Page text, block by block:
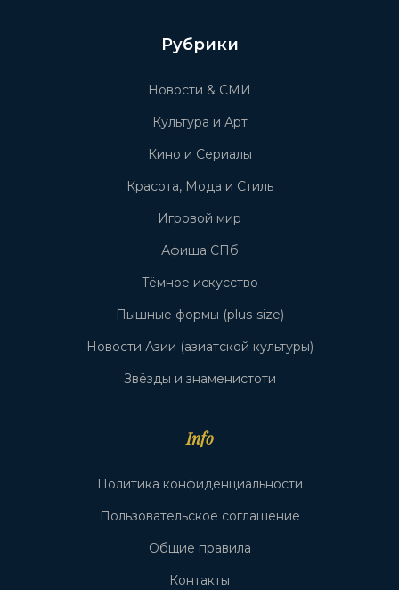
Рубрики
Новости & СМИ
Культура и Арт
Кино и Сериалы
Красота, Мода и Стиль
Игровой мир
Афиша СПб
Тёмное искусство
Пышные формы (plus-size)
Новости Азии (азиатской культуры)
Звёзды и знаменистоти
Info
Политика конфиденциальности
Пользовательское соглашение
Общие правила
Контакты